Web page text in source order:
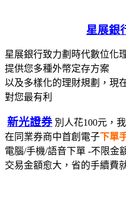
星展銀
星展銀行致力劃時代數位化
提供您多種外幣定存方案
以及多樣化的理財規劃，現
對您最有利
新光證券 別人花100元，
在同業券商中首創電子下單
電腦/手機/語音下單 -不限金
交易金額愈大，省的手續費